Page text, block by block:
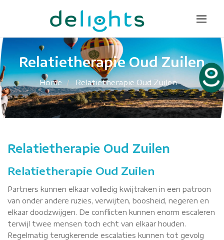
085 130 1482
info@delights.nu
Relatietherapie Oud Zuilen
Home Relatietherapie Oud Zuilen
Relatietherapie Oud Zuilen
Relatietherapie Oud Zuilen
Partners kunnen elkaar volledig kwijtraken in een patroon
van onder andere ruzies, verwijten, boosheid, negeren en
elkaar doodzwijgen. De conflicten kunnen enorm escaleren
terwijl twee mensen toch echt van elkaar houden.
Regelmatig terugkerende escalaties kunnen tot gevolg